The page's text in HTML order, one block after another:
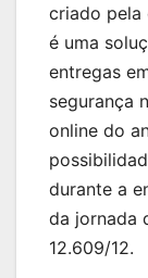
criado pela
é uma
entregas
segurança
online do
durante a
da jornada
12.609/12.